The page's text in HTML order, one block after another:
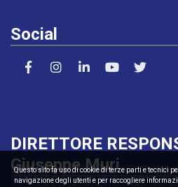
Social
DIRETTORE
Giuseppe Muri
Questo sito fa uso di cookie di terze parti e tecnici
navigazione degli utenti e per raccogliere